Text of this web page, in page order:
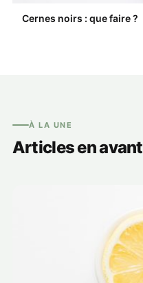
Cernes noirs : que faire ?
À LA UNE
Articles en avant